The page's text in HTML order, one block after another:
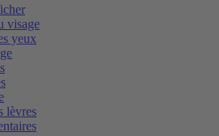
visage
yeux
lèvres